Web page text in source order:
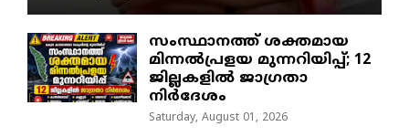
സംസ്ഥാനത്ത് ശക്തമായ
മിന്നൽപ്രളയ മുന്നറിയിപ്പ്; 12
ജില്ലകളിൽ ജാഗ്രതാ
നിർദേശം
Saturday, August 01, 2026